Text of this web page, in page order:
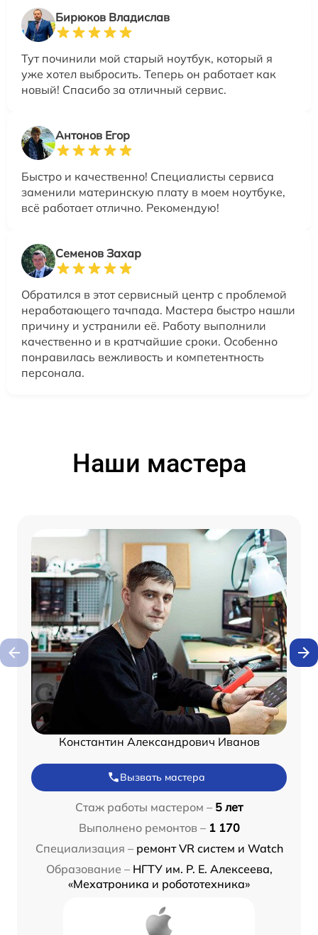
Бирюков Владислав
Тут починили мой старый ноутбук, который я
уже хотел выбросить. Теперь он работает как
новый! Спасибо за отличный сервис.
Антонов Егор
Быстро и качественно! Специалисты сервиса
заменили материнскую плату в моем ноутбуке,
всё работает отлично. Рекомендую!
Семенов Захар
Обратился в этот сервисный центр с проблемой
неработающего тачпада. Мастера быстро нашли
причину и устранили её. Работу выполнили
качественно и в кратчайшие сроки. Особенно
понравилась вежливость и компетентность
персонала.
Наши мастера
Константин Александрович Иванов
Вызвать мастера
Стаж работы мастером – 5 лет
Выполнено ремонтов – 1 170
Специализация – ремонт VR систем и Watch
Образование – НГТУ им. Р. Е. Алексеева,
«Мехатроника и робототехника»